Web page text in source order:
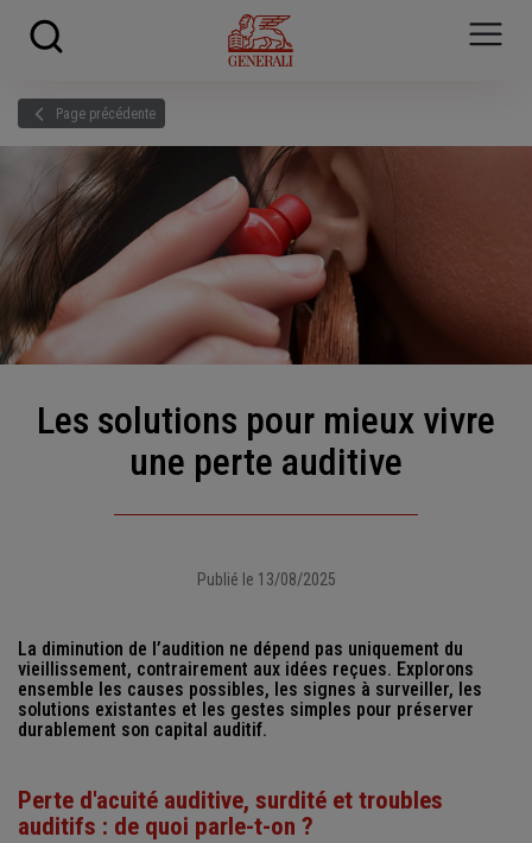
Page précédente
Les solutions pour mieux vivre
une perte auditive
Publié le 13/08/2025
La diminution de l’audition ne dépend pas uniquement du
vieillissement, contrairement aux idées reçues. Explorons
ensemble les causes possibles, les signes à surveiller, les
solutions existantes et les gestes simples pour préserver
durablement son capital auditif.
Perte d'acuité auditive, surdité et troubles
auditifs : de quoi parle-t-on ?